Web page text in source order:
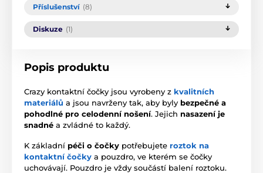
Příslušenství (8)
Diskuze (1)
Popis produktu
Crazy kontaktní čočky jsou vyrobeny z kvalitních
materiálů a jsou navrženy tak, aby byly bezpečné a
pohodlné pro celodenní nošení. Jejich nasazení je
snadné a zvládné to každý.
K základní péči o čočky potřebujete roztok na
kontaktní čočky a pouzdro, ve kterém se čočky
uchovávají. Pouzdro je vždy součástí balení roztoku.